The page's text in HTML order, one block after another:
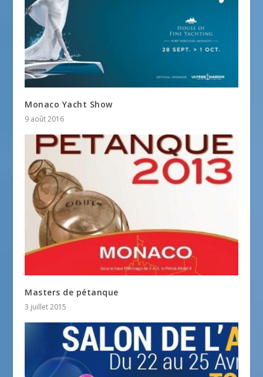
Monaco Yacht Show
9 août 2016
Masters de pétanque
3 juillet 2015